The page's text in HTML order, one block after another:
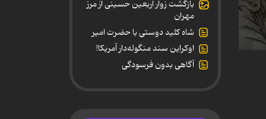
بازگشت زوار اربعین حسینی از مرز
مهران
شاه کلید دوستی با حضرت امیر
اوکراین سند منگوله‌دار آمریکا!
آگاهی بدون فرسودگی